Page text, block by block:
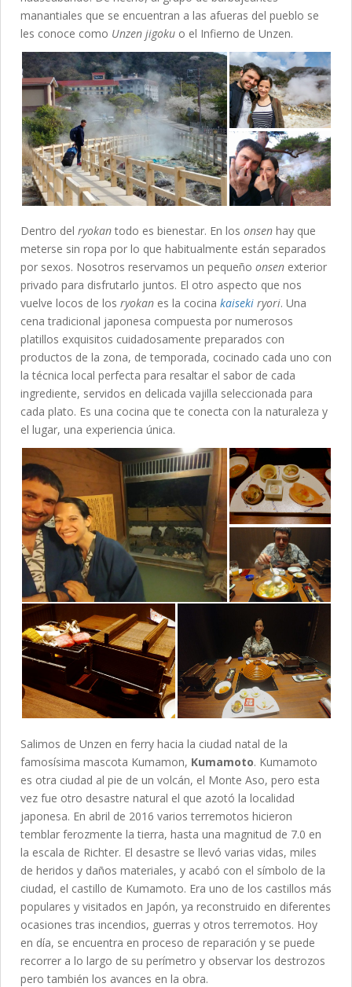
manantiales que se encuentran a las afueras del pueblo se
les conoce como Unzen jigoku o el Infierno de Unzen.
Dentro del ryokan todo es bienestar. En los onsen hay que
meterse sin ropa por lo que habitualmente están separados
por sexos. Nosotros reservamos un pequeño onsen exterior
privado para disfrutarlo juntos. El otro aspecto que nos
vuelve locos de los ryokan es la cocina kaiseki ryori. Una
cena tradicional japonesa compuesta por numerosos
platillos exquisitos cuidadosamente preparados con
productos de la zona, de temporada, cocinado cada uno con
la técnica local perfecta para resaltar el sabor de cada
ingrediente, servidos en delicada vajilla seleccionada para
cada plato. Es una cocina que te conecta con la naturaleza y
el lugar, una experiencia única.
Salimos de Unzen en ferry hacia la ciudad natal de la
famosísima mascota Kumamon, Kumamoto. Kumamoto
es otra ciudad al pie de un volcán, el Monte Aso, pero esta
vez fue otro desastre natural el que azotó la localidad
japonesa. En abril de 2016 varios terremotos hicieron
temblar ferozmente la tierra, hasta una magnitud de 7.0 en
la escala de Richter. El desastre se llevó varias vidas, miles
de heridos y daños materiales, y acabó con el símbolo de la
ciudad, el castillo de Kumamoto. Era uno de los castillos más
populares y visitados en Japón, ya reconstruido en diferentes
ocasiones tras incendios, guerras y otros terremotos. Hoy
en día, se encuentra en proceso de reparación y se puede
recorrer a lo largo de su perímetro y observar los destrozos
pero también los avances en la obra.